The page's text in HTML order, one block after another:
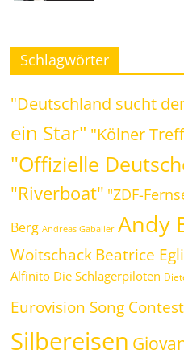
Schlagwörter
"Deutschland sucht
ein Star" "Kölner
"Offizielle
"Riverboat" "ZDF-
Berg Andreas Gabalier Andy
WoitschackBeatrice Egli
Alfinito Die Schlagerpiloten
Eurovision Song Contest
Silbereisen